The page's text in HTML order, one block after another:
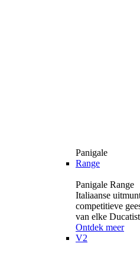
Panigale
Range
Panigale Range
Italiaanse
competitieve
van elke
Ontdek meer
V2